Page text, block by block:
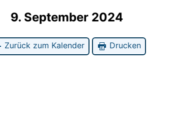
9. September 2024
Zurück zum Kalender Drucken